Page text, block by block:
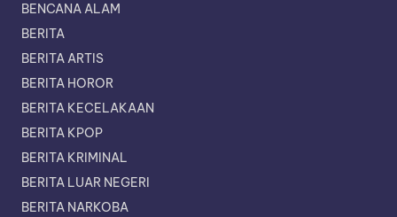
BENCANA ALAM
BERITA
BERITA ARTIS
BERITA HOROR
BERITA KECELAKAAN
BERITA KPOP
BERITA KRIMINAL
BERITA LUAR NEGERI
BERITA NARKOBA